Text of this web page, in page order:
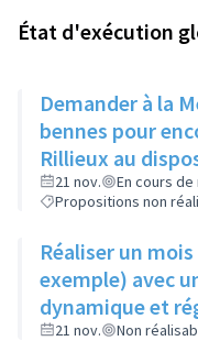
État d'exécution
Demander à la
bennes pour
Rillieux au
déchetteries
21 nov.
En cours
Propositions non
Réaliser un
exemple) avec
dynamique et
21 nov. Non